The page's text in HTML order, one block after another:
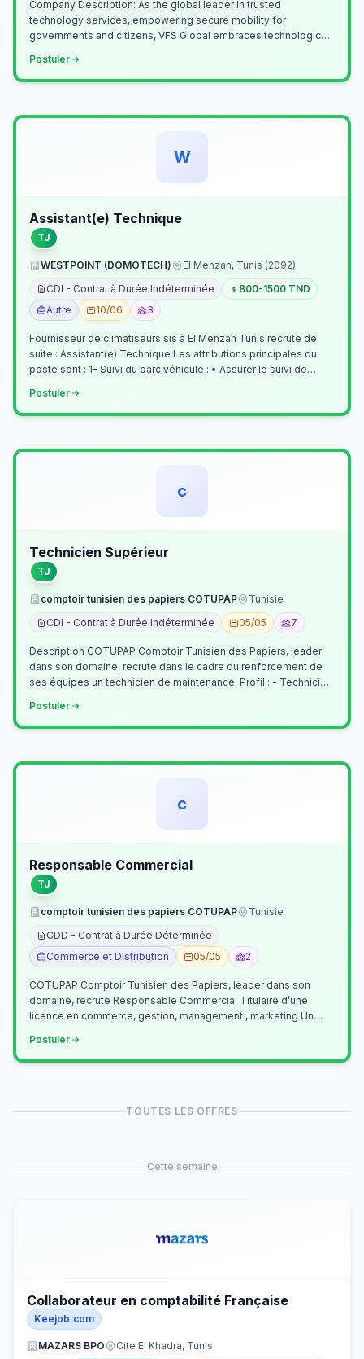
Company Description: As the global leader in trusted
technology services, empowering secure mobility for
governments and citizens, VFS Global embraces technological
Postuler
W
Assistant(e) Technique
TJ
WESTPOINT (DOMOTECH)
El Menzah, Tunis (2092)
CDI - Contrat à Durée Indéterminée
800-1500 TND
Autre
10/06 3
Fournisseur de climatiseurs sis à El Menzah Tunis recrute de
suite : Assistant(e) Technique Les attributions principales du
poste sont : 1- Suivi du parc véhicule : • Assurer le suivi de
Postuler
c
Technicien Supérieur
TJ
comptoir tunisien des papiers COTUPAP
Tunisie
CDI - Contrat à Durée Indéterminée
05/05 7
Description COTUPAP Comptoir Tunisien des Papiers, leader
dans son domaine, recrute dans le cadre du renforcement de
ses équipes un technicien de maintenance. Profil : - Technicien
Postuler
c
Responsable Commercial
TJ
comptoir tunisien des papiers COTUPAP
Tunisie
CDD - Contrat à Durée Déterminée
Commerce et Distribution
05/05 2
COTUPAP Comptoir Tunisien des Papiers, leader dans son
domaine, recrute Responsable Commercial Titulaire d’une
licence en commerce, gestion, management , marketing Un
Postuler
TOUTES LES OFFRES
Cette semaine
Collaborateur en comptabilité Française
Keejob.com
MAZARS BPO
Cite El Khadra, Tunis